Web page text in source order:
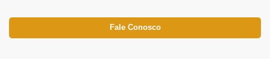
Fale Conosco